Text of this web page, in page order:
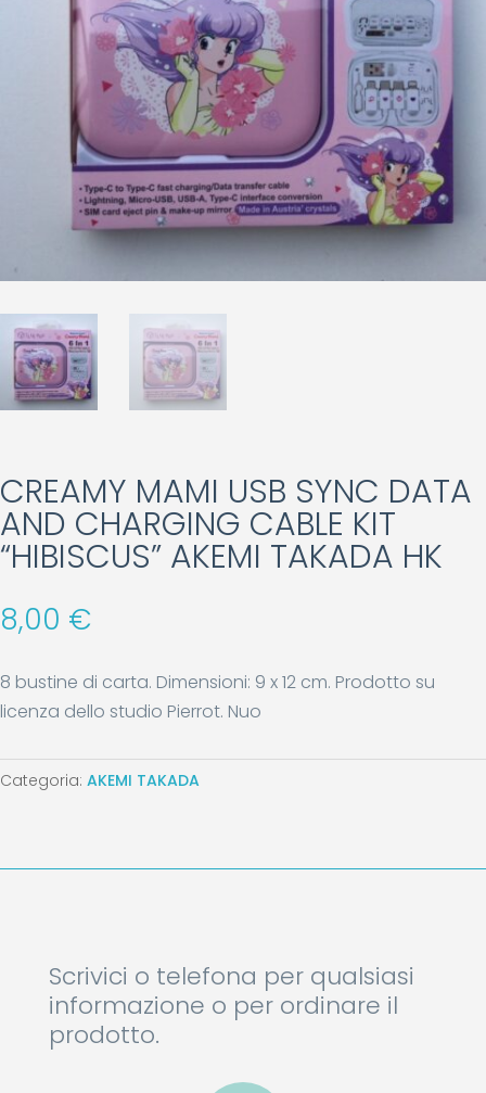
CREAMY MAMI USB SYNC DATA
AND CHARGING CABLE KIT
“HIBISCUS” AKEMI TAKADA HK
8,00 €
8 bustine di carta. Dimensioni: 9 x 12 cm. Prodotto su
licenza dello studio Pierrot. Nuo
Categoria: AKEMI TAKADA
Scrivici o telefona per qualsiasi
informazione o per ordinare il
prodotto.